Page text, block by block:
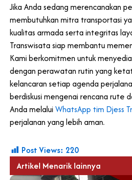
Jika Anda sedang merencanakan
membutuhkan mitra transportasi
kualitas armada serta integritas
Transwisata siap membantu
Kami berkomitmen untuk
dengan perawatan rutin yang
kelancaran setiap agenda
berdiskusi mengenai rencana rute
Anda melalui WhatsApp tim Djess
perjalanan yang lebih aman.
Post Views: 220
Artikel Menarik lainnya